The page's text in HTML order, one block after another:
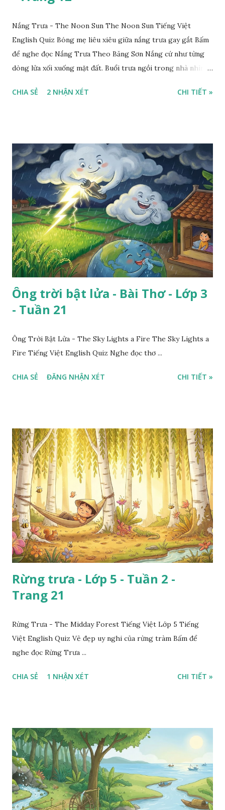
Nắng Trưa - The Noon Sun The Noon Sun Tiếng Việt
English Quiz Bóng mẹ liêu xiêu giữa nắng trưa gay gắt Bấm
để nghe đọc Nắng Trưa Theo Băng Sơn Nắng cứ như từng
dòng lửa xối xuống mặt đất. Buổi trưa ngồi trong nhà nhìn
CHIA SẺ 2 NHẬN XÉT CHI TIẾT »
Ông trời bật lửa - Bài Thơ - Lớp 3
- Tuần 21
Ông Trời Bật Lửa - The Sky Lights a Fire The Sky Lights a
Fire Tiếng Việt English Quiz Nghe đọc thơ ...
CHIA SẺ ĐĂNG NHẬN XÉT CHI TIẾT »
Rừng trưa - Lớp 5 - Tuần 2 -
Trang 21
Rừng Trưa - The Midday Forest Tiếng Việt Lớp 5 Tiếng
Việt English Quiz Vẻ đẹp uy nghi của rừng tràm Bấm để
nghe đọc Rừng Trưa ...
CHIA SẺ 1 NHẬN XÉT CHI TIẾT »